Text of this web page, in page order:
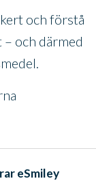
och förstå
och därmed
eSmiley